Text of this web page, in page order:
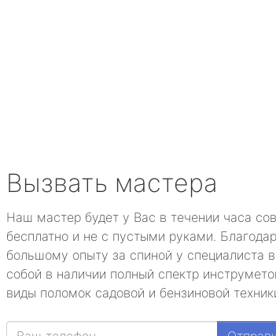
Вызвать мастера
Наш мастер будет у Вас в течении часа
бесплатно и не с пустыми руками.
большому опыту за спиной у специалиста
собой в наличии полный спектр
виды поломок садовой и бензиновой